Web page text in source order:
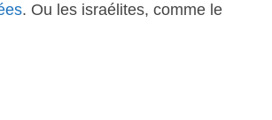
. Ou les israélites, comme le